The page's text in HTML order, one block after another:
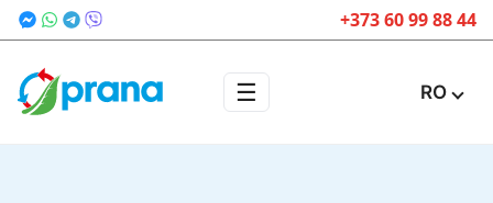
+373 60 99 88 44
☰ RO